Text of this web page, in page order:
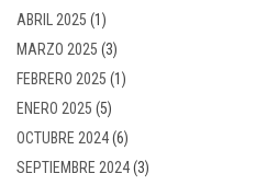
ABRIL 2025 (1)
MARZO 2025 (3)
FEBRERO 2025 (1)
ENERO 2025 (5)
OCTUBRE 2024(6)
SEPTIEMBRE 2024(3)